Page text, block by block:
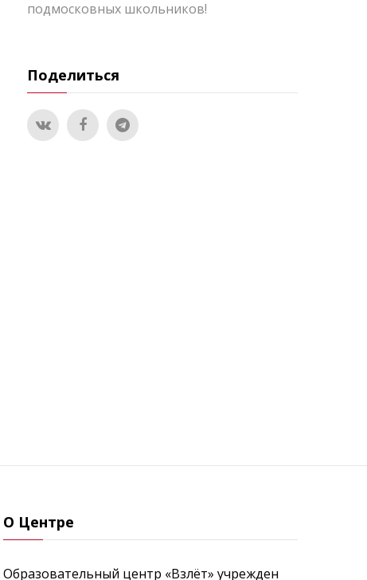
подмосковных школьников!
Поделиться
О Центре
Образовательный центр «Взлёт» учрежден